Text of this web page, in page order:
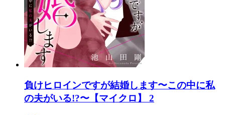
負けヒロインですが結婚します〜この中に私
の夫がいる!?〜【マイクロ】 2